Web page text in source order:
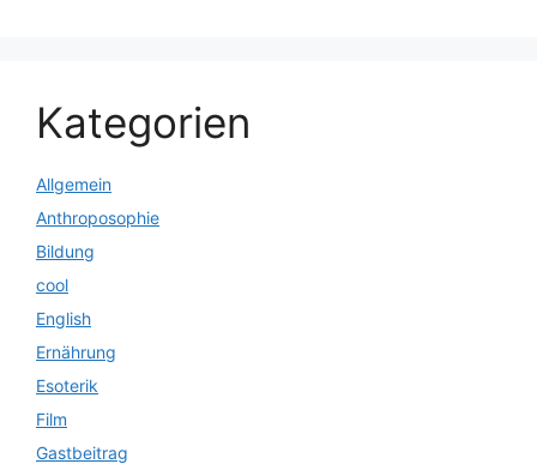
Kategorien
Allgemein
Anthroposophie
Bildung
cool
English
Ernährung
Esoterik
Film
Gastbeitrag